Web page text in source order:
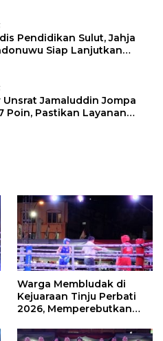
Pendidikan Sulut, Jahja
Siap Lanjutkan
Unsrat Jamaluddin Jompa
Poin, Pastikan Layanan
Warga Membludak di
Kejuaraan Tinju Perbati
2026, Memperebutkan